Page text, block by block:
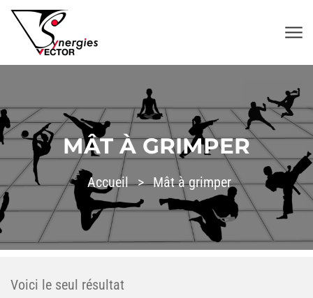
Aller au contenu
SYNERGIES VECTOR
MÂT À GRIMPER
Accueil > Mât à grimper
Voici le seul résultat